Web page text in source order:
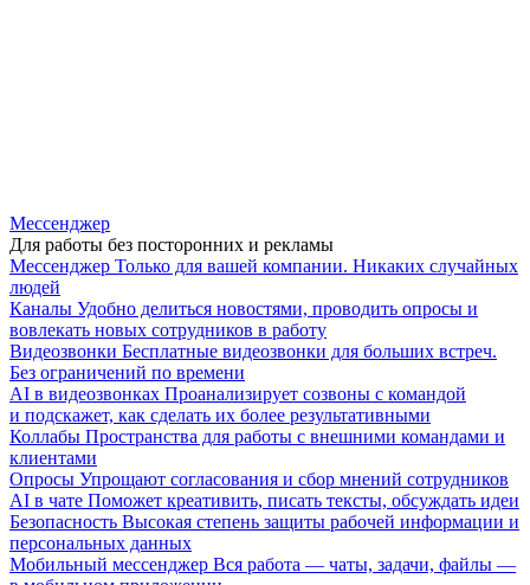
Мессенджер
Для работы без посторонних и рекламы
Мессенджер Только для вашей компании. Никаких случайных
людей
Каналы Удобно делиться новостями, проводить опросы и
вовлекать новых сотрудников в работу
Видеозвонки Бесплатные видеозвонки для больших встреч.
Без ограничений по времени
AI в видеозвонках Проанализирует созвоны с командой
и подскажет, как сделать их более результативными
Коллабы Пространства для работы с внешними командами и
клиентами
Опросы Упрощают согласования и сбор мнений сотрудников
AI в чате Поможет креативить, писать тексты, обсуждать идеи
Безопасность Высокая степень защиты рабочей информации и
персональных данных
Мобильный мессенджер Вся работа — чаты, задачи, файлы —